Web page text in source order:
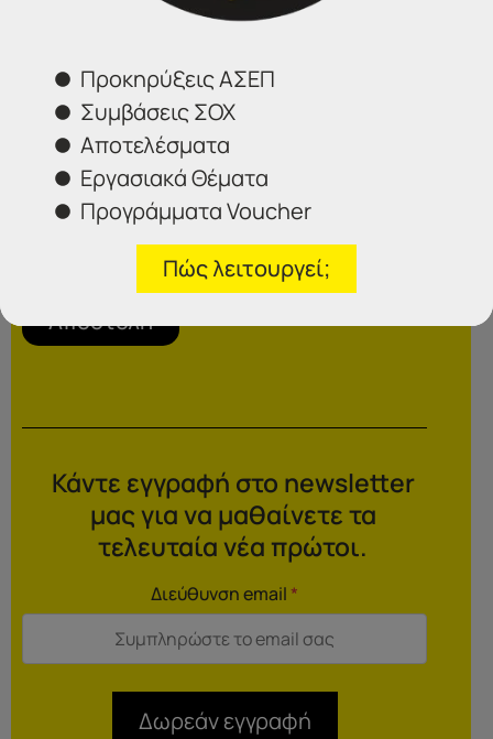
Αποστολή
Κάντε εγγραφή στο newsletter
μας για να μαθαίνετε τα
τελευταία νέα πρώτοι.
Διεύθυνση email*
Δωρεάν εγγραφή
Προκηρύξεις ΑΣΕΠ
Συμβάσεις ΣΟΧ
Αποτελέσματα
Εργασιακά Θέματα
Προγράμματα Voucher
Πώς λειτουργεί;